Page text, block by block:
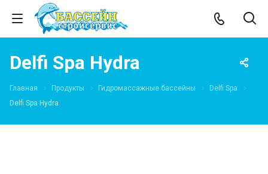
Delfi Spa Hydra
Главная Продукты Гидромассажные бассейны
Delfi Spa
Delfi Spa Hydra